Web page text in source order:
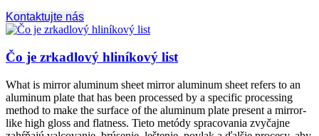
Kontaktujte nás
Čo je zrkadlový hliníkový list
What is mirror aluminum sheet mirror aluminum sheet refers to an
aluminum plate that has been processed by a specific processing
method to make the surface of the aluminum plate present a mirror-
like high gloss and flatness. Tieto metódy spracovania zvyčajne